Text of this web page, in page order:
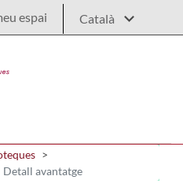
espai
Detall avantatge